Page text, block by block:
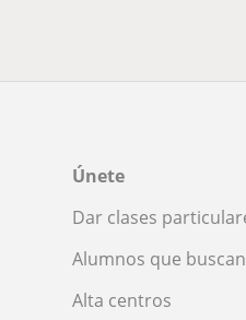
Únete
Dar clases
Alumnos que
Alta centros